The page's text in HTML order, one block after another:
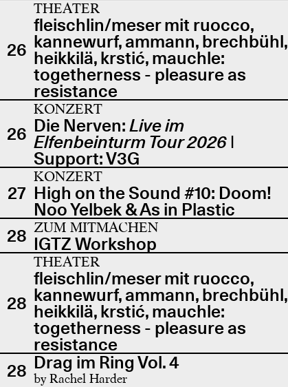
26
THEATER
fleischlin/meser mit ruocco,
kannewurf, ammann, brechbühl,
heikkilä, krstić, mauchle:
togetherness - pleasure as
resistance
26
KONZERT
Die Nerven:Live im
Elfenbeinturm Tour 2026 |
Support: V3G
27
KONZERT
High on the Sound #10: Doom!
Noo Yelbek & As in Plastic
28 ZUM MITMACHEN
IGTZ Workshop
28
THEATER
fleischlin/meser mit ruocco,
kannewurf, ammann, brechbühl,
heikkilä, krstić, mauchle:
togetherness - pleasure as
resistance
28 Drag im Ring Vol. 4
by Rachel Harder